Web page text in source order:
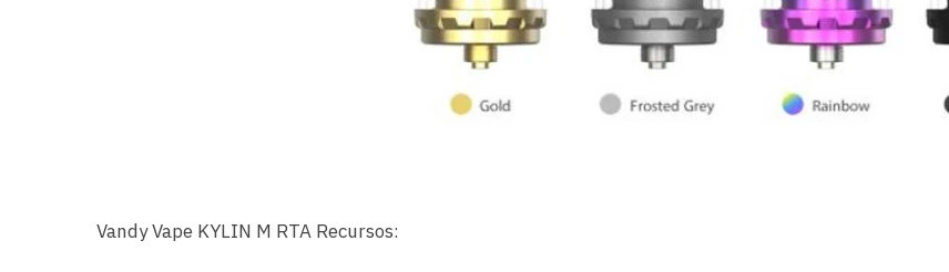
Vandy Vape KYLIN M RTA Recursos: